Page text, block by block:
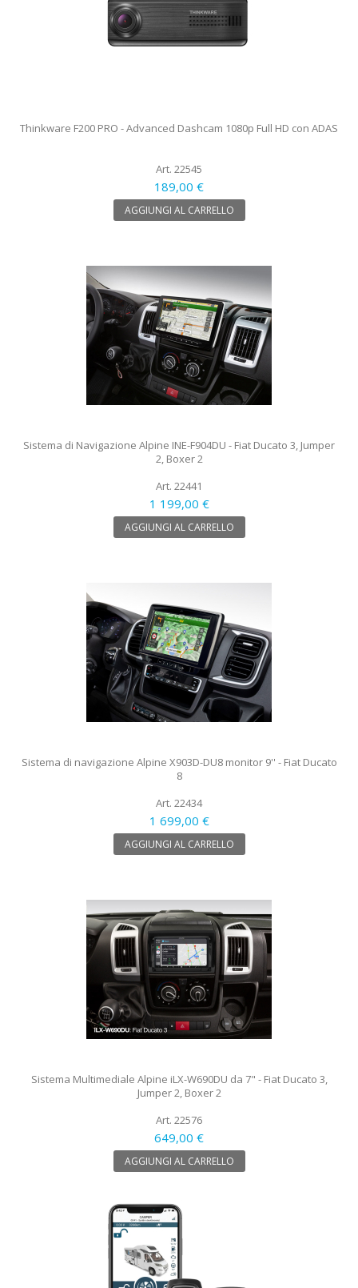
Thinkware F200 PRO - Advanced Dashcam 1080p Full HD con ADAS
Art. 22545
189,00 €
AGGIUNGI AL CARRELLO
Sistema di Navigazione Alpine INE-F904DU - Fiat Ducato 3, Jumper
2, Boxer 2
Art. 22441
1 199,00 €
AGGIUNGI AL CARRELLO
Sistema di navigazione Alpine X903D-DU8 monitor 9'' - Fiat Ducato
8
Art. 22434
1 699,00 €
AGGIUNGI AL CARRELLO
Sistema Multimediale Alpine iLX-W690DU da 7" - Fiat Ducato 3,
Jumper 2, Boxer 2
Art. 22576
649,00 €
AGGIUNGI AL CARRELLO